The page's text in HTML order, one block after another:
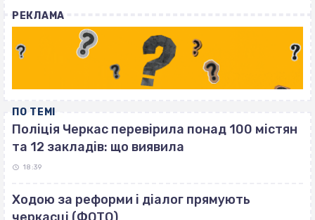
РЕКЛАМА
ПО ТЕМІ
Поліція Черкас перевірила понад 100 містян
та 12 закладів: що виявила
18:39
Ходою за реформи і діалог прямують